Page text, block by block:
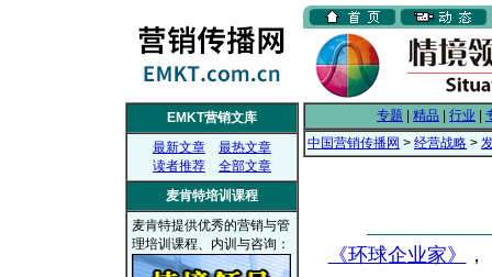
EMKT营销文库
最新文章
最热文章
读者推荐
全部文章
麦肯特培训课程
麦肯特提供优秀的营销与管
理培训课程、内训与咨询：
专题 精品 行业
中国营销传播网 > 经营战略 >
《环球企业家》